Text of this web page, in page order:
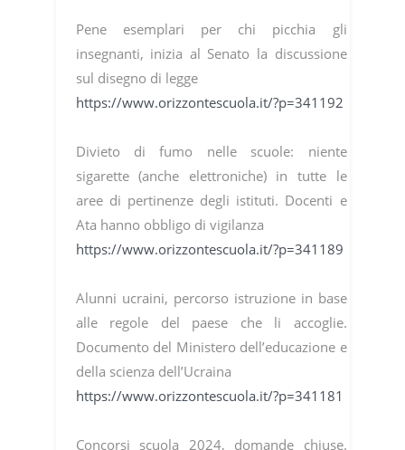
Pene esemplari per chi picchia gli
insegnanti, inizia al Senato la discussione
sul disegno di legge
https://www.orizzontescuola.it/?p=341192
Divieto di fumo nelle scuole: niente
sigarette (anche elettroniche) in tutte le
aree di pertinenze degli istituti. Docenti e
Ata hanno obbligo di vigilanza
https://www.orizzontescuola.it/?p=341189
Alunni ucraini, percorso istruzione in base
alle regole del paese che li accoglie.
Documento del Ministero dell’educazione e
della scienza dell’Ucraina
https://www.orizzontescuola.it/?p=341181
Concorsi scuola 2024, domande chiuse.